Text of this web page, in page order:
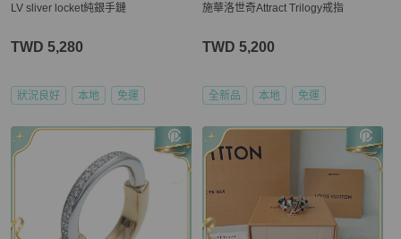
LV sliver locket純銀手鏈
TWD 5,280
狀況良好 本地 免運
施華洛世奇Attract Trilogy戒指
TWD 5,200
全新品 本地 免運